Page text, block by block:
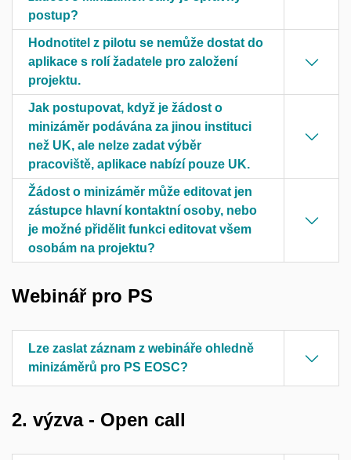
postup?
Hodnotitel z pilotu se nemůže dostat do
aplikace s rolí žadatele pro založení
projektu.
Jak postupovat, když je žádost o
minizáměr podávána za jinou instituci
než UK, ale nelze zadat výběr
pracoviště, aplikace nabízí pouze UK.
Žádost o minizáměr může editovat jen
zástupce hlavní kontaktní osoby, nebo
je možné přidělit funkci editovat všem
osobám na projektu?
Webinář pro PS
Lze zaslat záznam z webináře ohledně
minizáměrů pro PS EOSC?
2. výzva - Open call